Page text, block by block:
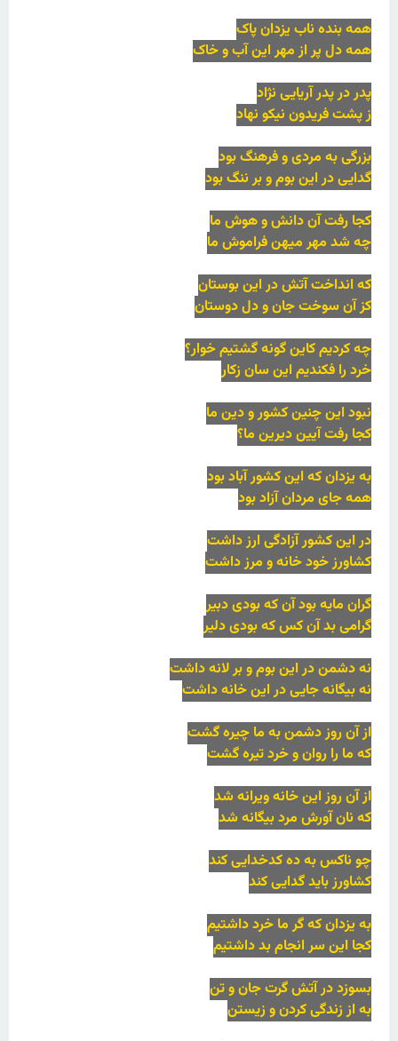
همه بنده ناب یزدان پاک
همه دل پر از مهر این آب و خاک
پدر در پدر آریایی نژاد
ز پشت فریدون نیکو نهاد
بزرگی به مردی و فرهنگ بود
گدایی در این بوم و بر ننگ بود
کجا رفت آن دانش و هوش ما
چه شد مهر میهن فراموش ما
که انداخت آتش در این بوستان
کز آن سوخت جان و دل دوستان
چه کردیم کاین گونه گشتیم خوار؟
خرد را فکندیم این سان زکار
نبود این چنین کشور و دین ما
کجا رفت آیین دیرین ما؟
به یزدان که این کشور آباد بود
همه جای مردان آزاد بود
در این کشور آزادگی ارز داشت
کشاورز خود خانه و مرز داشت
گران مایه بود آن که بودی دبیر
گرامی بد آن کس که بودی دلیر
نه دشمن در این بوم و بر لانه داشت
نه بیگانه جایی در این خانه داشت
از آن روز دشمن به ما چیره گشت
که ما را روان و خرد تیره گشت
از آن روز این خانه ویرانه شد
که نان آورش مرد بیگانه شد
چو ناکس به ده کدخدایی کند
کشاورز باید گدایی کند
به یزدان که گر ما خرد داشتیم
کجا این سر انجام بد داشتیم
بسوزد در آتش گرت جان و تن
به از زندگی کردن و زیستن